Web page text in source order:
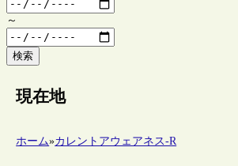
～
検索
現在地
ホーム»カレントアウェアネス-R